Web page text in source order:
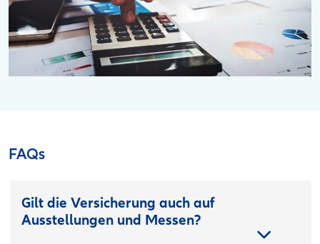
FAQs
Gilt die Versicherung auch auf
Ausstellungen und Messen?